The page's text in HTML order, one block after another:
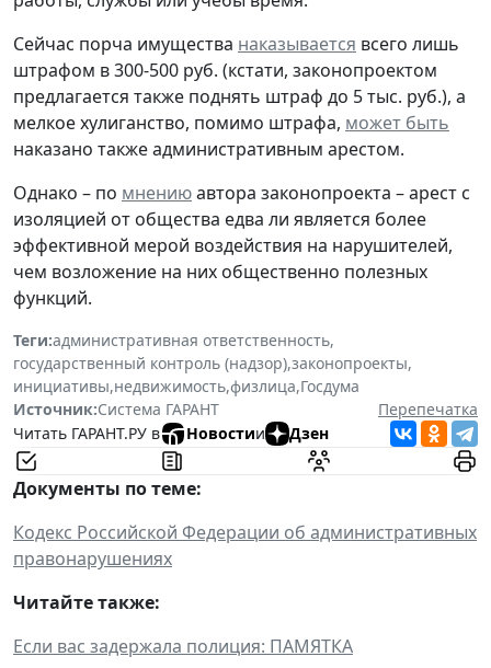
Сейчас порча имущества наказывается всего лишь
штрафом в 300-500 руб. (кстати, законопроектом
предлагается также поднять штраф до 5 тыс. руб.), а
мелкое хулиганство, помимо штрафа, может быть
наказано также административным арестом.
Однако – по мнениюавтора законопроекта – арест с
изоляцией от общества едва ли является более
эффективной мерой воздействия на нарушителей,
чем возложение на них общественно полезных
функций.
Теги:административная ответственность,
государственный контроль (надзор),законопроекты,
инициативы,недвижимость,физлица,Госдума
Источник:Система ГАРАНТ
Перепечатка
Читать ГАРАНТ.РУ в
Новостии Дзен
Документы по теме:
Кодекс Российской Федерации об административных
правонарушениях
Читайте также:
Если вас задержала полиция: ПАМЯТКА